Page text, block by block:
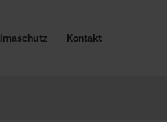
Kontakt